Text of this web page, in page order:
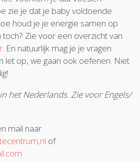
zie je dat je baby voldoende
houd je je energie samen op
Zie voor een overzicht van
. En natuurlijk mag je je vragen
let op, we gaan ook oefenen. Niet
het Nederlands. Zie voor Engels/
mail naar
of